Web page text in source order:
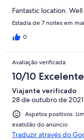
Fantastic location.
Estadia de 7 noites em
0
Avaliação verificada
10/10 Excelente
Viajante verificado
28 de outubro de 2021
Aspetos positivos:
exatidão do anúncio
Traduzir através do